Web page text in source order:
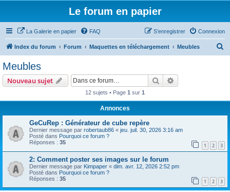
Le forum en papier
La Galerie en papier FAQ Connexion
S’enregistrer
Index du forum Forum Maquettes en téléchargement Meubles
Meubles
Nouveau sujet Rechercher
12 sujets • Page 1 sur 1
Annonces
GeCuRep : Générateur de cube repère
Dernier message par robertaub86 « jeu. juil. 30, 2026 3:16 am
Posté dans Pourquoi ce forum ?
Réponses : 35 1 2 3
2: Comment poster ses images sur le forum
Dernier message par Kimpaper « dim. avr. 12, 2026 2:52 pm
Posté dans Pourquoi ce forum ?
Réponses : 35 1 2 3